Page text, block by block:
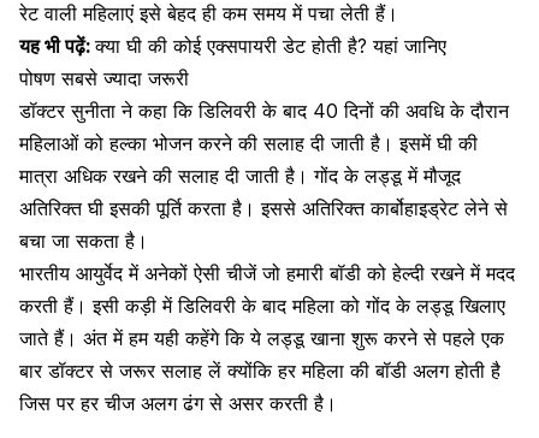
रेट वाली महिलाएं इसे बेहद ही कम समय में पचा लेती हैं।
यह भी पढ़ें:क्या घी की कोई एक्सपायरी डेट होती है? यहां जानिए
पोषण सबसे ज्यादा जरूरी
डॉक्टर सुनीता ने कहा कि डिलिवरी के बाद 40 दिनों की अवधि के दौरान
महिलाओं को हल्का भोजन करने की सलाह दी जाती है। इसमें घी की
मात्रा अधिक रखने की सलाह दी जाती है। गोंद के लड्डू में मौजूद
अतिरिक्त घी इसकी पूर्ति करता है। इससे अतिरिक्तकार्बोहाइड्रेटलेने से
बचा जा सकता है।
भारतीय आयुर्वेद में अनेकों ऐसी चीजें जो हमारी बॉडी को हेल्दी रखने में मदद
करती हैं। इसी कड़ी मेंडिलिवरी के बादमहिला को गोंद के लड्डू खिलाए
जाते हैं। अंत में हम यही कहेंगे कि ये लड्डू खाना शुरू करने से पहले एक
बार डॉक्टर से जरूर सलाह लें क्योंकि हर महिला की बॉडी अलग होती है
जिस पर हर चीज अलग ढंग से असर करती है।